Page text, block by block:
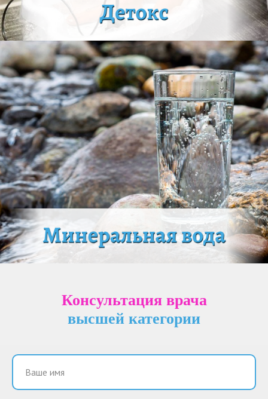
Консультация врача
высшей категории